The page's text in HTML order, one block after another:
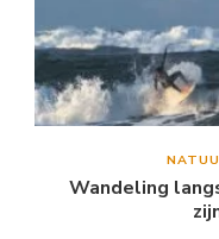
Wandeling